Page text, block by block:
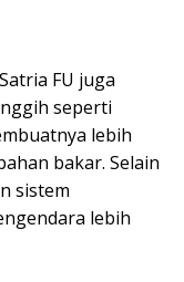
FU juga
seperti
lebih
bakar. Selain
sistem
lebih